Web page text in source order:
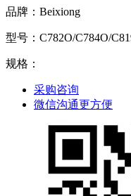
品牌：Beixiong
型号：C782O/C784O/
规格：
采购咨询
微信沟通更方便